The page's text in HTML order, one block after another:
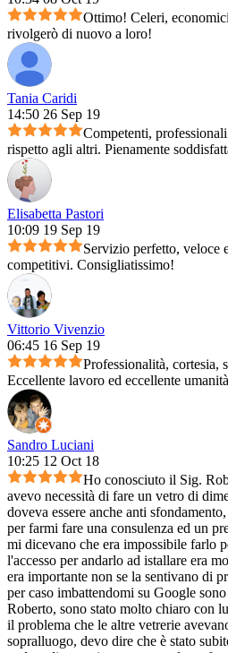
Ottimo! Celeri,
rivolgerò di nuovo a loro!
Tania Caridi
14:50 26 Sep 19
Competenti,
rispetto agli altri. Pienamente
Elisabetta Pastori
10:09 19 Sep 19
Servizio perfetto, veloce
competitivi. Consigliatissimo!
Vittorio Vivenzio
06:45 16 Sep 19
Professionalità, cortesia,
Eccellente lavoro ed eccellente umanità
Sandro Luciani
10:25 12 Oct 18
Ho conosciuto il Sig.
avevo necessità di fare un vetro di
doveva essere anche anti
per farmi fare una consulenza ed un
mi dicevano che era impossibile farlo
l'accesso per andarlo ad istallare era
era importante non se la sentivano di
per caso imbattendomi su Google
Roberto, sono stato molto chiaro con
il problema che le altre vetrerie
sopralluogo, devo dire che è stato